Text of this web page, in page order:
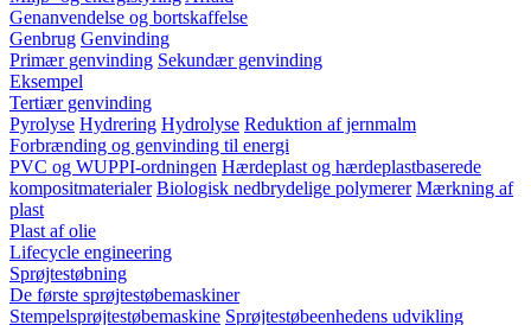
Genanvendelse og bortskaffelse
Genbrug Genvinding
Primær genvinding Sekundær genvinding
Eksempel
Tertiær genvinding
Pyrolyse Hydrering Hydrolyse Reduktion af jernmalm
Forbrænding og genvinding til energi
PVC og WUPPI-ordningen Hærdeplast og hærdeplastbaserede
kompositmaterialer Biologisk nedbrydelige polymerer Mærkning af
plast
Plast af olie
Lifecycle engineering
Sprøjtestøbning
De første sprøjtestøbemaskiner
Stempelsprøjtestøbemaskine Sprøjtestøbeenhedens udvikling